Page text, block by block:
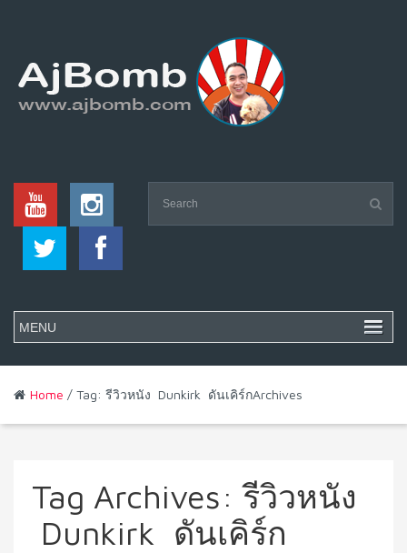
Home / Tag: รีวิวหนัง Dunkirk ดันเคิร์กArchives
Tag Archives:รีวิวหนัง
Dunkirk ดันเคิร์ก